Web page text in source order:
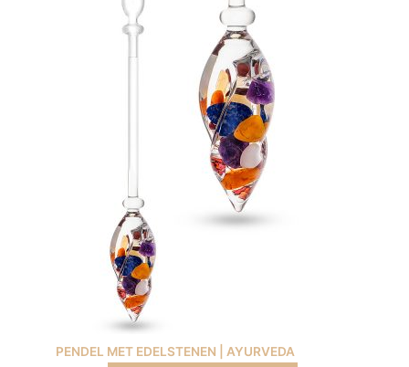
PENDEL MET EDELSTENEN | AYURVEDA